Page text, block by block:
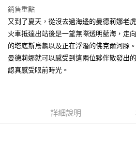
相關說明
AFTEE先享後付是「在收到商品之後才付款」
便利好安心！
１．簡單：不需註冊會員、不需綁卡、不需儲值
２．便利：只要手機號碼，簡訊認證，即可結帳
３．安心：先確認商品／服務後，再付款。
３．收到繳費通知簡訊後14天內，點擊此簡訊
ATM付款
運送方式
全家付款取貨
每筆NT$100，滿NT$490(含以上)免運費
銷售重點
又到了夏天，從沒去過海邊的曼德莉娜老
火車抵達出站後是一望無際透明藍海，走
的塔底斯烏龜以及正在浮潛的佛克爾河豚
曼德莉娜就可以感受到這兩位夥伴散發出
認真感受眼前時光。
詳細說明